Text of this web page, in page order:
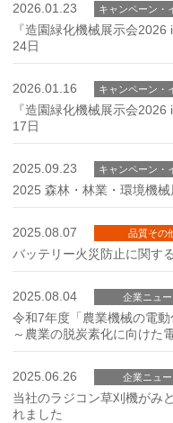
2026.01.23 キャンペーン・
『造園緑化機械展示会
24日
2026.01.16 キャンペーン・
『造園緑化機械展示会
17日
2025.09.23 キャンペーン・
2025 森林・林業・環境機
2025.08.07 品質その
バッテリー火災防止に関す
2025.08.04 企業ニュー
令和7年度「農業機械の電
～農業の脱炭素化に向けた
2025.06.26 企業ニュー
当社のラジコン草刈機がみ
れました